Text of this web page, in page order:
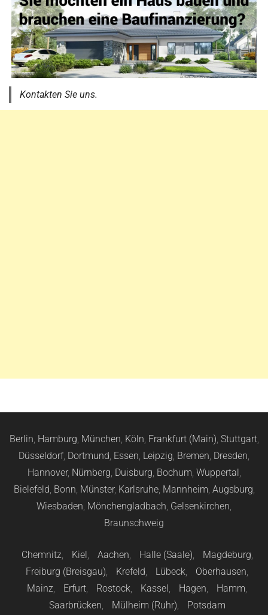
Kontakten Sie uns.
Berlin, Hamburg, München, Köln, Frankfurt (Main), Stuttgart,
Düsseldorf, Dortmund, Essen, Leipzig, Bremen, Dresden,
Hannover, Nürnberg, Duisburg, Bochum, Wuppertal,
Bielefeld, Bonn, Münster, Karlsruhe, Mannheim, Augsburg,
Wiesbaden, Mönchengladbach, Gelsenkirchen,
Braunschweig
Chemnitz, Kiel, Aachen, Halle (Saale), Magdeburg,
Freiburg (Breisgau), Krefeld, Lübeck, Oberhausen,
Mainz, Erfurt, Rostock, Kassel, Hagen, Hamm,
Saarbrücken, Mülheim (Ruhr), Potsdam